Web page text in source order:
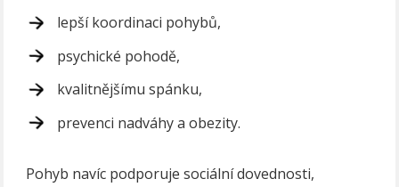
lepší koordinaci pohybů,
psychické pohodě,
kvalitnějšímu spánku,
prevenci nadváhy a obezity.
Pohyb navíc podporuje sociální dovednosti,